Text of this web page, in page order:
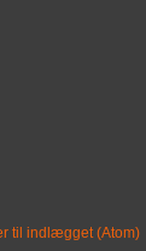
til indlægget (Atom)